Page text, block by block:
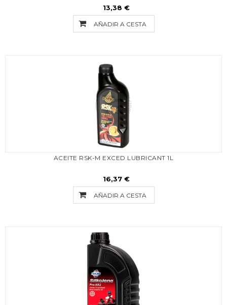
13,38 €
AÑADIR A CESTA
ACEITE RSK-M EXCED LUBRICANT 1L
16,37 €
AÑADIR A CESTA